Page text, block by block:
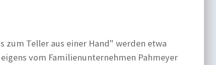
zum Teller aus einer Hand" werden etwa
vom Familienunternehmen Pahmeyer